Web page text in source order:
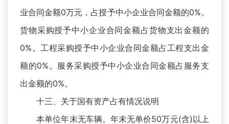
业合同金额0万元，占授予中小企业合同金额的0%。
货物采购授予中小企业合同金额占货物支出金额的
0%。工程采购授予中小企业合同金额占工程支出金
额的0%。服务采购授予中小企业合同金额占服务支
出金额的0%。
十三、关于国有资产占有情况说明
本单位年末无车辆。年末无单价50万元(含)以上